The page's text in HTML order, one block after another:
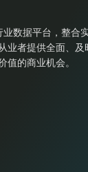
数据平台，整合
业者提供全面、及
值的商业机会。